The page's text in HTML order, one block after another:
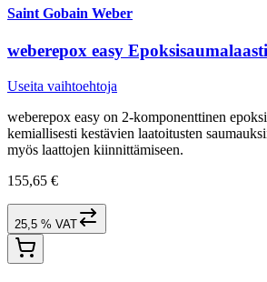
Saint Gobain Weber
weberepox easy Epoksisaumalaasti
Useita vaihtoehtoja
weberepox easy on 2-komponenttinen
kemiallisesti kestävien laatoitusten
myös laattojen kiinnittämiseen.
155,65 €
25,5 % VAT